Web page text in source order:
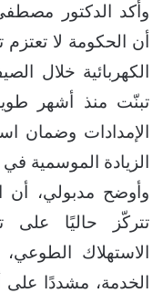
وأكد الدكتور
أن الحكومة لا
الكهربائية خلال
تبنّت منذ أشهر
الإمدادات وضمان
الزيادة الموسمية
وأوضح مدبولي، أن
تتركّز حاليًا على
الاستهلاك
الخدمة، مشددًا على